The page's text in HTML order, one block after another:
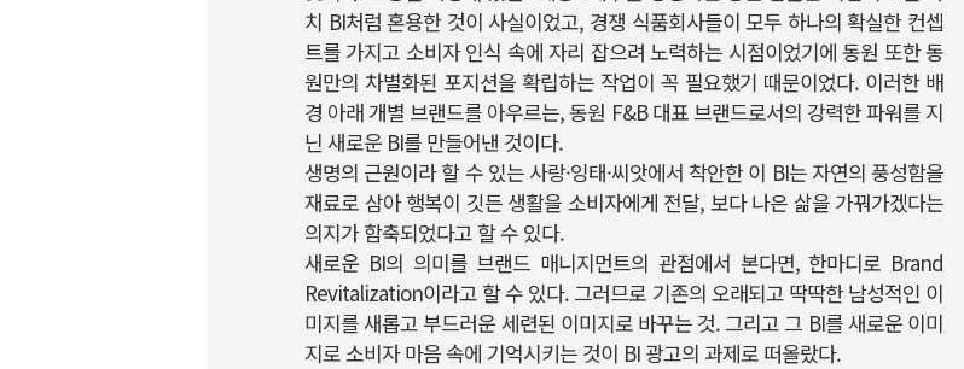
치 BI처럼 혼용한 것이 사실이었고, 경쟁 식품회사들이 모두 하나의 확실한 컨셉
트를 가지고 소비자 인식 속에 자리 잡으려 노력하는 시점이었기에 동원 또한 동
원만의 차별화된 포지션을 확립하는 작업이 꼭 필요했기 때문이었다. 이러한 배
경 아래 개별 브랜드를 아우르는, 동원 F&B 대표 브랜드로서의 강력한 파워를 지
닌 새로운 BI를 만들어낸 것이다.
생명의 근원이라 할 수 있는 사랑·잉태·씨앗에서 착안한 이 BI는 자연의 풍성함을
재료로 삼아 행복이 깃든 생활을 소비자에게 전달, 보다 나은 삶을 가꿔가겠다는
의지가 함축되었다고 할 수 있다.
새로운 BI의 의미를 브랜드 매니지먼트의 관점에서 본다면, 한마디로 Brand
Revitalization이라고 할 수 있다. 그러므로 기존의 오래되고 딱딱한 남성적인 이
미지를 새롭고 부드러운 세련된 이미지로 바꾸는 것. 그리고 그 BI를 새로운 이미
지로 소비자 마음 속에 기억시키는 것이 BI 광고의 과제로 떠올랐다.